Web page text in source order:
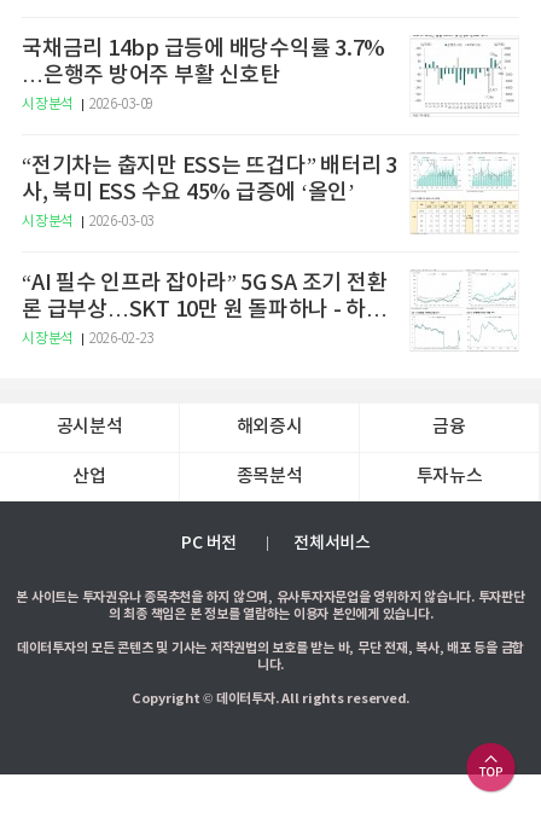
국채금리 14bp 급등에 배당수익률 3.7%
…은행주 방어주 부활 신호탄
시장분석 2026-03-09
“전기차는 춥지만 ESS는 뜨겁다” 배터리 3
사, 북미 ESS 수요 45% 급증에 ‘올인’
시장분석 2026-03-03
“AI 필수 인프라 잡아라” 5G SA 조기 전환
론 급부상…SKT 10만 원 돌파하나 - 하나
증권
시장분석 2026-02-23
공시분석 해외증시 금융
산업 종목분석 투자뉴스
PC 버전 전체서비스
본 사이트는 투자권유나 종목추천을 하지 않으며, 유사투자자문업을 영위하지 않습니다. 투자판단
의 최종 책임은 본 정보를 열람하는 이용자 본인에게 있습니다.
데이터투자의 모든 콘텐츠 및 기사는 저작권법의 보호를 받는 바, 무단 전재, 복사, 배포 등을 금합
니다.
Copyright © 데이터투자. All rights reserved.